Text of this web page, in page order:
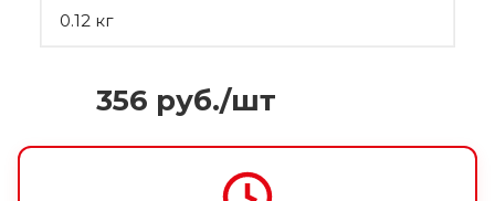
0.12 кг
356 руб./шт